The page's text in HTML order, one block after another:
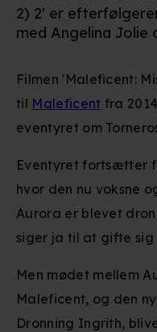
2) 2' er
med Angelina Jolie
Filmen 'Maleficent:
til Maleficent fra
eventyret om
Eventyret fortsætter
hvor den nu voksne
Aurora er blevet
siger ja til at gifte sig
Men mødet mellem
Maleficent, og den
Dronning Ingrith,